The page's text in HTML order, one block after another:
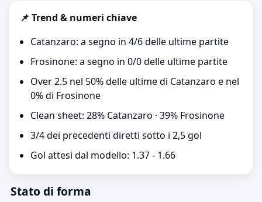
📌 Trend & numeri chiave
Catanzaro: a segno in 4/6 delle ultime partite
Frosinone: a segno in 0/0 delle ultime partite
Over 2.5 nel 50% delle ultime di Catanzaro e nel
0% di Frosinone
Clean sheet: 28% Catanzaro · 39% Frosinone
3/4 dei precedenti diretti sotto i 2,5 gol
Gol attesi dal modello: 1.37 - 1.66
Stato di forma